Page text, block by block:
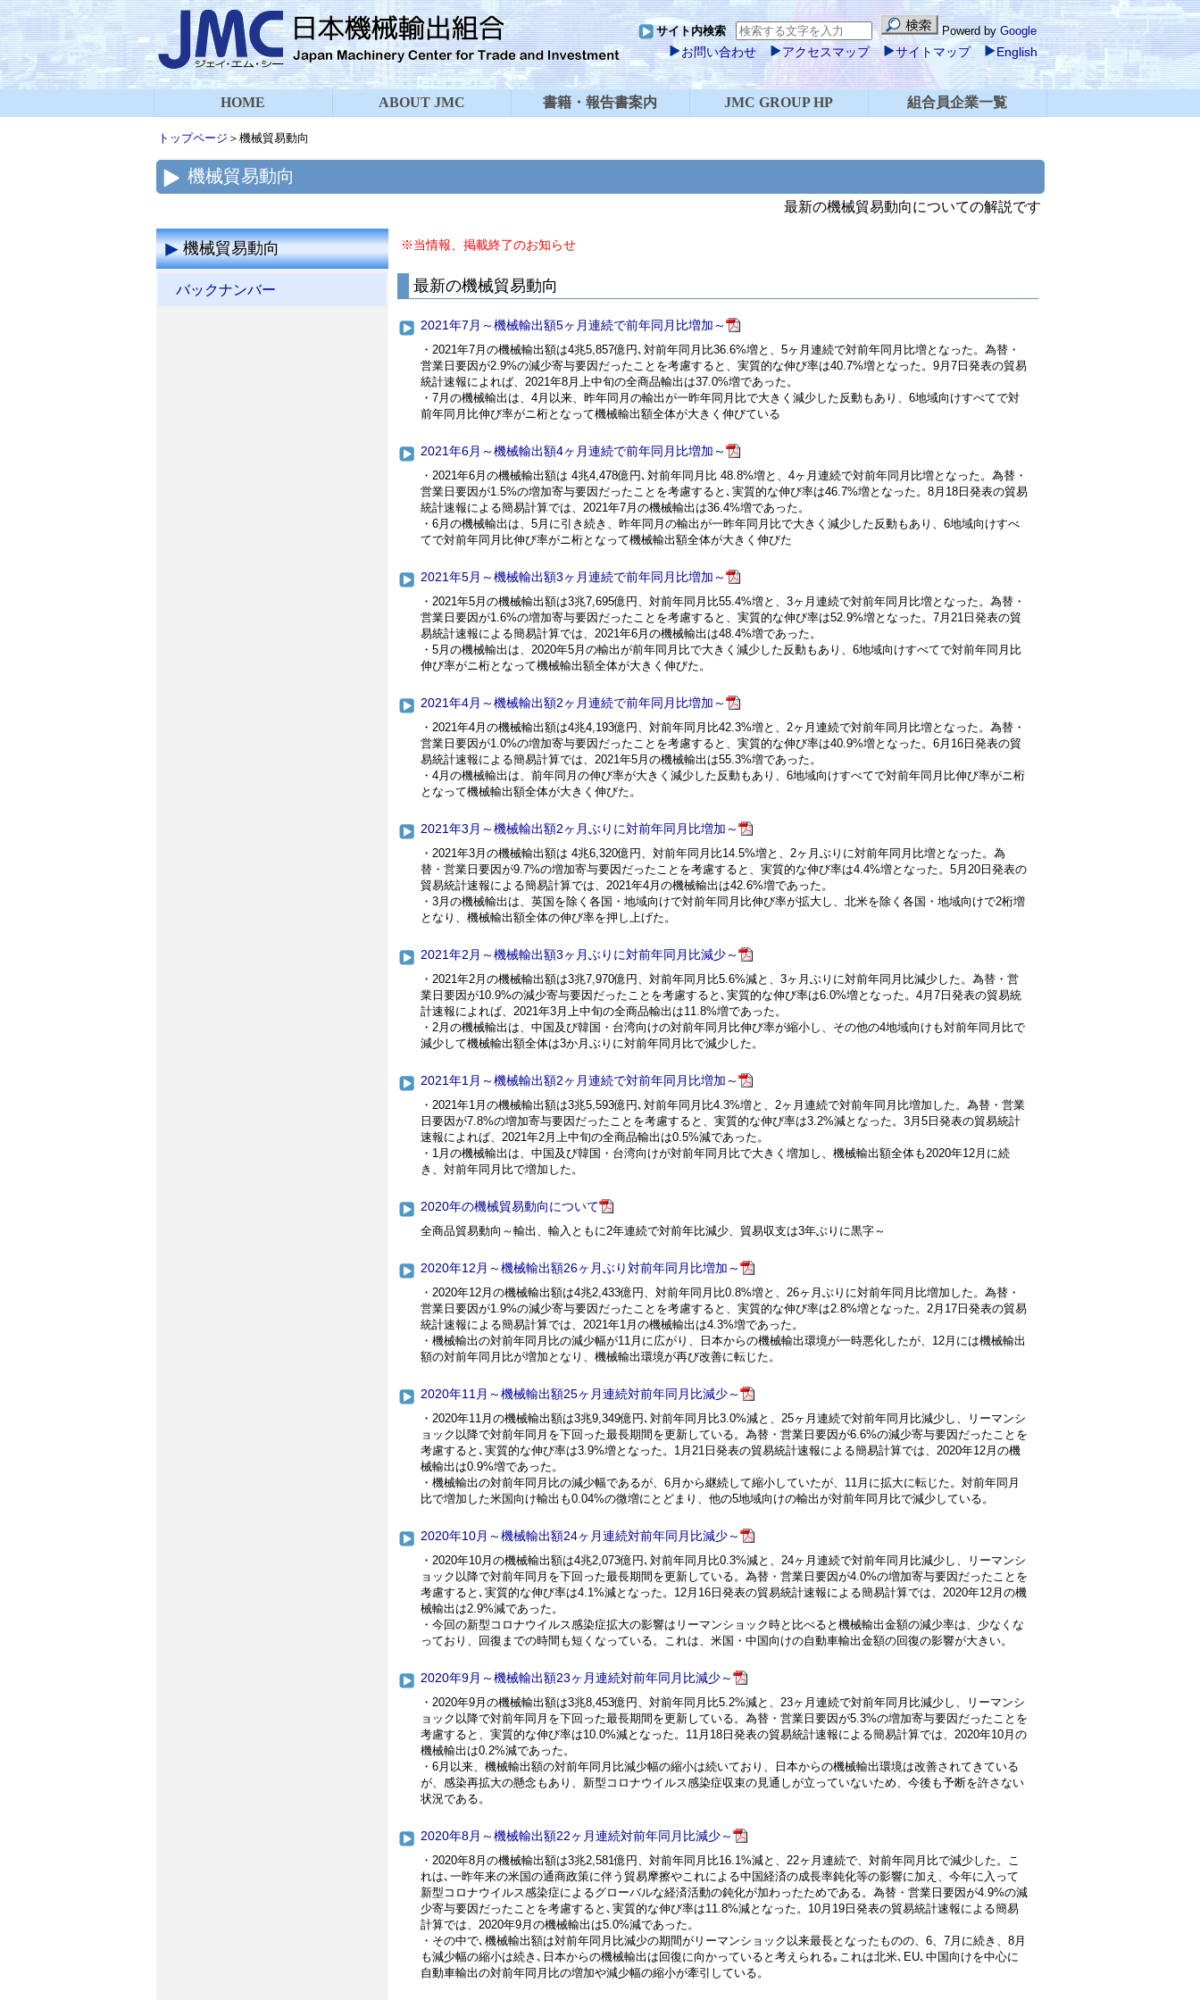
サイト内検索 Powerd byGoogle
お問い合わせ アクセスマップ サイトマップ English
HOME ABOUT JMC 書籍・報告書案内 JMC GROUP HP 組合員企業一覧
トップページ ＞機械貿易動向
機械貿易動向
最新の機械貿易動向についての解説です
機械貿易動向
バックナンバー
※当情報、掲載終了のお知らせ
最新の機械貿易動向
2021年7月～機械輸出額5ヶ月連続で前年同月比増加～
・2021年7月の機械輸出額は4兆5,857億円､対前年同月比36.6%増と、5ヶ月連続で対前年同月比増となった。為替・
営業日要因が2.9%の減少寄与要因だったことを考慮すると、実質的な伸び率は40.7%増となった。9月7日発表の貿易
統計速報によれば、2021年8月上中旬の全商品輸出は37.0%増であった。
・7月の機械輸出は、4月以来、昨年同月の輸出が一昨年同月比で大きく減少した反動もあり、6地域向けすべてで対
前年同月比伸び率がニ桁となって機械輸出額全体が大きく伸びている
2021年6月～機械輸出額4ヶ月連続で前年同月比増加～
・2021年6月の機械輸出額は 4兆4,478億円､対前年同月比 48.8%増と、4ヶ月連続で対前年同月比増となった。為替・
営業日要因が1.5%の増加寄与要因だったことを考慮すると､実質的な伸び率は46.7%増となった。8月18日発表の貿易
統計速報による簡易計算では、2021年7月の機械輸出は36.4%増であった。
・6月の機械輸出は、5月に引き続き、昨年同月の輸出が一昨年同月比で大きく減少した反動もあり、6地域向けすべ
てで対前年同月比伸び率がニ桁となって機械輸出額全体が大きく伸びた
2021年5月～機械輸出額3ヶ月連続で前年同月比増加～
・2021年5月の機械輸出額は3兆7,695億円、対前年同月比55.4%増と、3ヶ月連続で対前年同月比増となった。為替・
営業日要因が1.6%の増加寄与要因だったことを考慮すると、実質的な伸び率は52.9%増となった。7月21日発表の貿
易統計速報による簡易計算では、2021年6月の機械輸出は48.4%増であった。
・5月の機械輸出は、2020年5月の輸出が前年同月比で大きく減少した反動もあり、6地域向けすべてで対前年同月比
伸び率がニ桁となって機械輸出額全体が大きく伸びた。
2021年4月～機械輸出額2ヶ月連続で前年同月比増加～
・2021年4月の機械輸出額は4兆4,193億円、対前年同月比42.3%増と、2ヶ月連続で対前年同月比増となった。為替・
営業日要因が1.0%の増加寄与要因だったことを考慮すると、実質的な伸び率は40.9%増となった。6月16日発表の貿
易統計速報による簡易計算では、2021年5月の機械輸出は55.3%増であった。
・4月の機械輸出は、前年同月の伸び率が大きく減少した反動もあり、6地域向けすべてで対前年同月比伸び率がニ桁
となって機械輸出額全体が大きく伸びた。
2021年3月～機械輸出額2ヶ月ぶりに対前年同月比増加～
・2021年3月の機械輸出額は 4兆6,320億円、対前年同月比14.5%増と、2ヶ月ぶりに対前年同月比増となった。為
替・営業日要因が9.7%の増加寄与要因だったことを考慮すると、実質的な伸び率は4.4%増となった。5月20日発表の
貿易統計速報による簡易計算では、2021年4月の機械輸出は42.6%増であった。
・3月の機械輸出は、英国を除く各国・地域向けで対前年同月比伸び率が拡大し、北米を除く各国・地域向けで2桁増
となり、機械輸出額全体の伸び率を押し上げた。
2021年2月～機械輸出額3ヶ月ぶりに対前年同月比減少～
・2021年2月の機械輸出額は3兆7,970億円、対前年同月比5.6%減と、3ヶ月ぶりに対前年同月比減少した。為替・営
業日要因が10.9%の減少寄与要因だったことを考慮すると､実質的な伸び率は6.0%増となった。4月7日発表の貿易統
計速報によれば、2021年3月上中旬の全商品輸出は11.8%増であった。
・2月の機械輸出は、中国及び韓国・台湾向けの対前年同月比伸び率が縮小し、その他の4地域向けも対前年同月比で
減少して機械輸出額全体は3か月ぶりに対前年同月比で減少した。
2021年1月～機械輸出額2ヶ月連続で対前年同月比増加～
・2021年1月の機械輸出額は3兆5,593億円､対前年同月比4.3%増と、2ヶ月連続で対前年同月比増加した。為替・営業
日要因が7.8%の増加寄与要因だったことを考慮すると、実質的な伸び率は3.2%減となった。3月5日発表の貿易統計
速報によれば、2021年2月上中旬の全商品輸出は0.5%減であった。
・1月の機械輸出は、中国及び韓国・台湾向けが対前年同月比で大きく増加し、機械輸出額全体も2020年12月に続
き、対前年同月比で増加した。
2020年の機械貿易動向について
全商品貿易動向～輸出、輸入ともに2年連続で対前年比減少、貿易収支は3年ぶりに黒字～
2020年12月～機械輸出額26ヶ月ぶり対前年同月比増加～
・2020年12月の機械輸出額は4兆2,433億円、対前年同月比0.8%増と、26ヶ月ぶりに対前年同月比増加した。為替・
営業日要因が1.9%の減少寄与要因だったことを考慮すると、実質的な伸び率は2.8%増となった。2月17日発表の貿易
統計速報による簡易計算では、2021年1月の機械輸出は4.3%増であった。
・機械輸出の対前年同月比の減少幅が11月に広がり、日本からの機械輸出環境が一時悪化したが、12月には機械輸出
額の対前年同月比が増加となり、機械輸出環境が再び改善に転じた。
2020年11月～機械輸出額25ヶ月連続対前年同月比減少～
・2020年11月の機械輸出額は3兆9,349億円､対前年同月比3.0%減と、25ヶ月連続で対前年同月比減少し、リーマンシ
ョック以降で対前年同月を下回った最長期間を更新している。為替・営業日要因が6.6%の減少寄与要因だったことを
考慮すると､実質的な伸び率は3.9%増となった。1月21日発表の貿易統計速報による簡易計算では、2020年12月の機
械輸出は0.9%増であった。
・機械輸出の対前年同月比の減少幅であるが、6月から継続して縮小していたが、11月に拡大に転じた。対前年同月
比で増加した米国向け輸出も0.04%の微増にとどまり、他の5地域向けの輸出が対前年同月比で減少している。
2020年10月～機械輸出額24ヶ月連続対前年同月比減少～
・2020年10月の機械輸出額は4兆2,073億円､対前年同月比0.3%減と、24ヶ月連続で対前年同月比減少し、リーマンシ
ョック以降で対前年同月を下回った最長期間を更新している。為替・営業日要因が4.0%の増加寄与要因だったことを
考慮すると､実質的な伸び率は4.1%減となった。12月16日発表の貿易統計速報による簡易計算では、2020年12月の機
械輸出は2.9%減であった。
・今回の新型コロナウイルス感染症拡大の影響はリーマンショック時と比べると機械輸出金額の減少率は、少なくな
っており、回復までの時間も短くなっている。これは、米国・中国向けの自動車輸出金額の回復の影響が大きい。
2020年9月～機械輸出額23ヶ月連続対前年同月比減少～
・2020年9月の機械輸出額は3兆8,453億円、対前年同月比5.2%減と、23ヶ月連続で対前年同月比減少し、リーマンシ
ョック以降で対前年同月を下回った最長期間を更新している。為替・営業日要因が5.3%の増加寄与要因だったことを
考慮すると、実質的な伸び率は10.0%減となった。11月18日発表の貿易統計速報による簡易計算では、2020年10月の
機械輸出は0.2%減であった。
・6月以来、機械輸出額の対前年同月比減少幅の縮小は続いており、日本からの機械輸出環境は改善されてきている
が、感染再拡大の懸念もあり、新型コロナウイルス感染症収束の見通しが立っていないため、今後も予断を許さない
状況である。
2020年8月～機械輸出額22ヶ月連続対前年同月比減少～
・2020年8月の機械輸出額は3兆2,581億円、対前年同月比16.1%減と、22ヶ月連続で、対前年同月比で減少した。こ
れは､一昨年来の米国の通商政策に伴う貿易摩擦やこれによる中国経済の成長率鈍化等の影響に加え、今年に入って
新型コロナウイルス感染症によるグローバルな経済活動の鈍化が加わったためである。為替・営業日要因が4.9%の減
少寄与要因だったことを考慮すると､実質的な伸び率は11.8%減となった。10月19日発表の貿易統計速報による簡易
計算では、2020年9月の機械輸出は5.0%減であった。
・その中で､機械輸出額は対前年同月比減少の期間がリーマンショック以来最長となったものの、6、7月に続き、8月
も減少幅の縮小は続き､日本からの機械輸出は回復に向かっていると考えられる｡これは北米､EU､中国向けを中心に
自動車輸出の対前年同月比の増加や減少幅の縮小が牽引している。